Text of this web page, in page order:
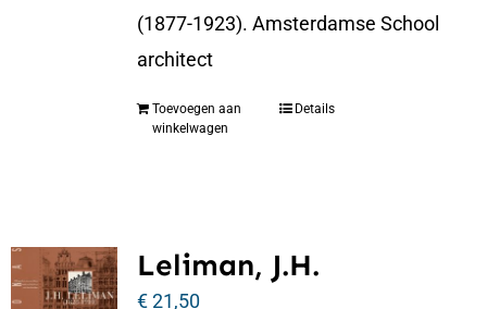
(1877-1923). Amsterdamse School
architect
Toevoegen aan
winkelwagen
Details
Leliman, J.H.
€21,50